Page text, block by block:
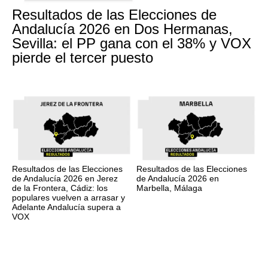
Resultados de las Elecciones de
Andalucía 2026 en Dos Hermanas,
Sevilla: el PP gana con el 38% y VOX
pierde el tercer puesto
Resultados de las Elecciones
de Andalucía 2026 en Jerez
de la Frontera, Cádiz: los
populares vuelven a arrasar y
Adelante Andalucía supera a
VOX
Resultados de las Elecciones
de Andalucía 2026 en
Marbella, Málaga